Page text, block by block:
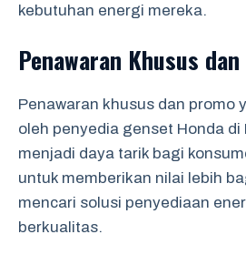
kebutuhan energi mereka.
Penawaran Khusus
Penawaran khusus dan promo
oleh penyedia genset Honda
menjadi daya tarik bagi
untuk memberikan nilai lebih
mencari solusi penyediaan
berkualitas.